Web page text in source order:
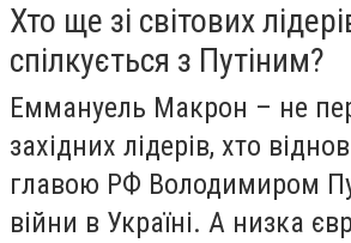
Хто ще зі світових
спілкується з Путіним?
Еммануель Макрон – не
західних лідерів, хто
главою РФ Володимиром
війни в Україні. А низка